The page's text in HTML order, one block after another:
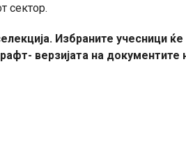
сектор.
Избраните учесници
верзијата на документите